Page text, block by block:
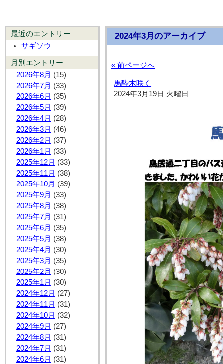
最近のエントリー
サギソウ
月別エントリー
2026年8月 (15)
2026年7月 (33)
2026年6月 (35)
2026年5月 (39)
2026年4月 (28)
2026年3月 (46)
2026年2月 (37)
2026年1月 (33)
2025年12月 (33)
2025年11月 (38)
2025年10月 (39)
2025年9月 (33)
2025年8月 (38)
2025年7月 (31)
2025年6月 (35)
2025年5月 (38)
2025年4月 (30)
2025年3月 (35)
2025年2月 (30)
2025年1月 (30)
2024年12月 (27)
2024年11月 (31)
2024年10月 (32)
2024年9月 (27)
2024年8月 (31)
2024年7月 (31)
2024年6月 (31)
2024年3月のアーカイブ
« 前ページへ
馬酔木咲く
2024年3月19日 火曜日